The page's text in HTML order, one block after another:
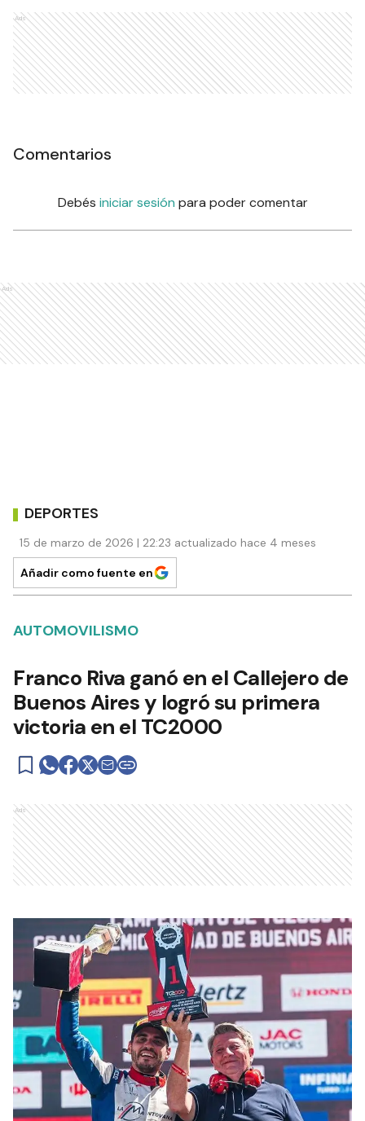
Ads
Comentarios
Debés iniciar sesión para poder comentar
Ads
DEPORTES
15 de marzo de 2026 | 22:23 actualizado hace 4 meses
Añadir como fuente en
AUTOMOVILISMO
Franco Riva ganó en el Callejero de
Buenos Aires y logró su primera
victoria en el TC2000
Ads